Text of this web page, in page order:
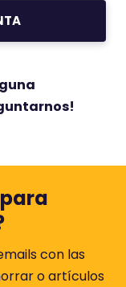
con las
o artículos